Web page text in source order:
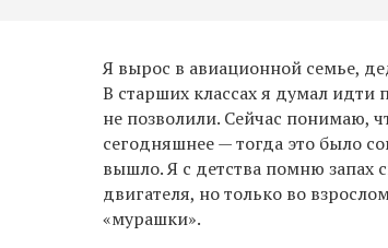
Я вырос в авиационной семье,
В старших классах я думал идти
не позволили. Сейчас понимаю,
сегодняшнее — тогда это было
вышло. Я с детства помню запах
двигателя, но только во
«мурашки».